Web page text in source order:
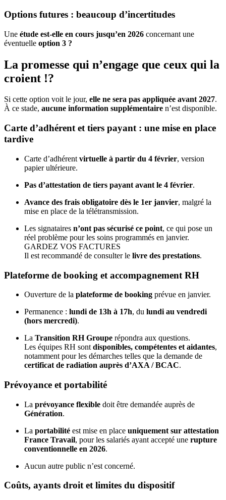
Options futures : beaucoup d’incertitudes
Une étude est-elle en cours jusqu’en 2026 concernant une
éventuelle option 3 ?
La promesse qui n’engage que ceux qui la
croient !?
Si cette option voit le jour, elle ne sera pas appliquée avant 2027.
À ce stade, aucune information supplémentaire n’est disponible.
Carte d’adhérent et tiers payant : une mise en place
tardive
Carte d’adhérent virtuelle à partir du 4 février, version
papier ultérieure.
Pas d’attestation de tiers payant avant le 4 février.
Avance des frais obligatoire dès le 1er janvier, malgré la
mise en place de la télétransmission.
Les signataires n’ont pas sécurisé ce point, ce qui pose un
réel problème pour les soins programmés en janvier.
GARDEZ VOS FACTURES
Il est recommandé de consulter le livre des prestations.
Plateforme de booking et accompagnement RH
Ouverture de la plateforme de booking prévue en janvier.
Permanence : lundi de 13h à 17h, du lundi au vendredi
(hors mercredi).
La Transition RH Groupe répondra aux questions.
Les équipes RH sont disponibles, compétentes et aidantes,
notamment pour les démarches telles que la demande de
certificat de radiation auprès d’AXA / BCAC.
Prévoyance et portabilité
La prévoyance flexible doit être demandée auprès de
Génération.
La portabilité est mise en place uniquement sur attestation
France Travail, pour les salariés ayant accepté une rupture
conventionnelle en 2026.
Aucun autre public n’est concerné.
Coûts, ayants droit et limites du dispositif